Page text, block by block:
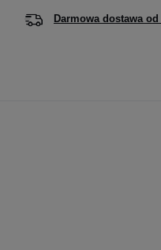
Darmowa dostawa od